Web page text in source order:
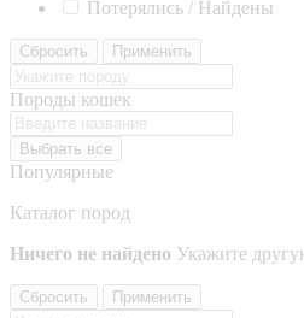
Потерялись / Найдены
Сбросить Применить
Породы кошек
Выбрать все
Популярные
Каталог пород
Ничего не найдено Укажите
Сбросить Применить